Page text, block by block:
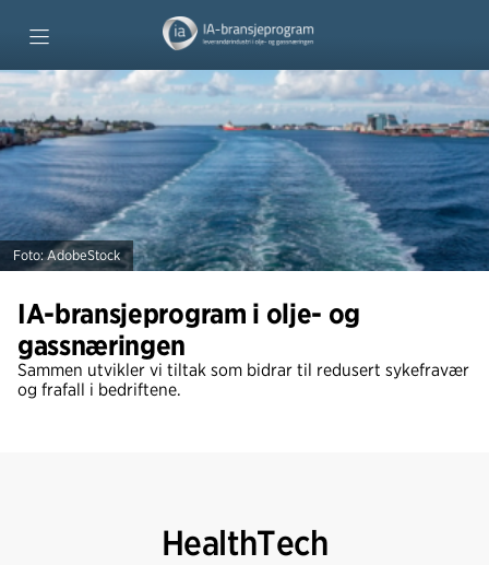
Foto: AdobeStock
IA-bransjeprogram i olje- og
gassnæringen
Sammen utvikler vi tiltak som bidrar til redusert sykefravær
og frafall i bedriftene.
Forside
Fagsjefenes tips
Prosjekter
HealthTech